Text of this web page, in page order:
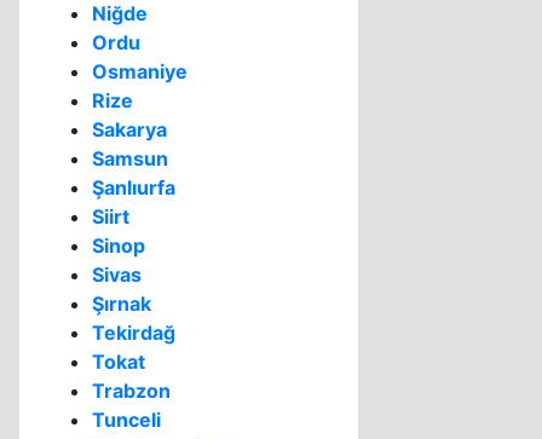
Niğde
Ordu
Osmaniye
Rize
Sakarya
Samsun
Şanlıurfa
Siirt
Sinop
Sivas
Şırnak
Tekirdağ
Tokat
Trabzon
Tunceli